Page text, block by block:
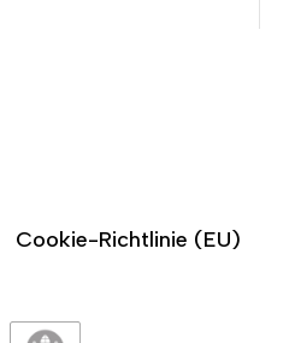
Cookie-Richtlinie (EU)